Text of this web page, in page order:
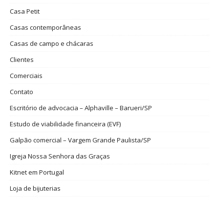
Casa Petit
Casas contemporâneas
Casas de campo e chácaras
Clientes
Comerciais
Contato
Escritório de advocacia – Alphaville – Barueri/SP
Estudo de viabilidade financeira (EVF)
Galpão comercial – Vargem Grande Paulista/SP
Igreja Nossa Senhora das Graças
Kitnet em Portugal
Loja de bijuterias